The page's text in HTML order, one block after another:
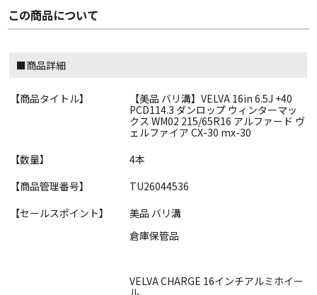
この商品について
■商品詳細
【商品タイトル】
【美品 バリ溝】VELVA 16in 6.5J +40
PCD114.3 ダンロップ ウィンターマッ
クス WM02 215/65R16 アルファード ヴ
ェルファイア CX-30 mx-30
【数量】
4本
【商品管理番号】
TU26044536
【セールスポイント】
美品 バリ溝
倉庫保管品
VELVA CHARGE 16インチアルミホイー
ル